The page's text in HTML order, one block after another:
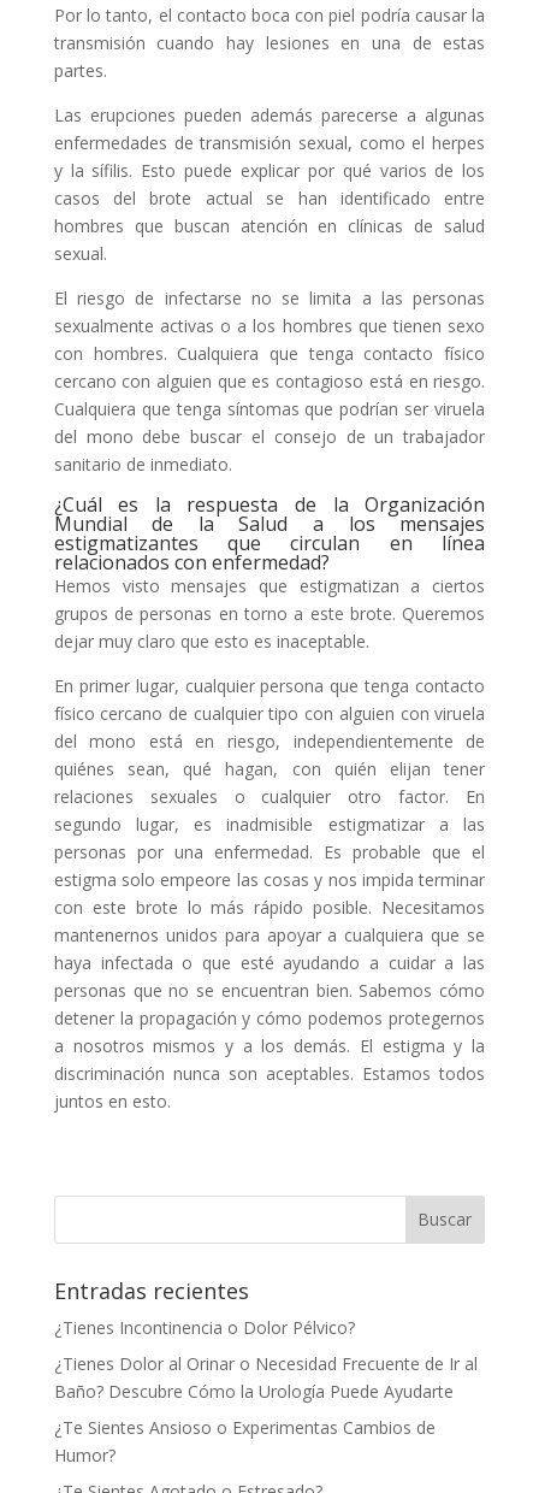
Por lo tanto, el contacto boca con piel podría causar la
transmisión cuando hay lesiones en una de estas
partes.
Las erupciones pueden además parecerse a algunas
enfermedades de transmisión sexual, como el herpes
y la sífilis. Esto puede explicar por qué varios de los
casos del brote actual se han identificado entre
hombres que buscan atención en clínicas de salud
sexual.
El riesgo de infectarse no se limita a las personas
sexualmente activas o a los hombres que tienen sexo
con hombres. Cualquiera que tenga contacto físico
cercano con alguien que es contagioso está en riesgo.
Cualquiera que tenga síntomas que podrían ser viruela
del mono debe buscar el consejo de un trabajador
sanitario de inmediato.
¿Cuál es la respuesta de la Organización
Mundial de la Salud a los mensajes
estigmatizantes que circulan en línea
relacionados con enfermedad?
Hemos visto mensajes que estigmatizan a ciertos
grupos de personas en torno a este brote. Queremos
dejar muy claro que esto es inaceptable.
En primer lugar, cualquier persona que tenga contacto
físico cercano de cualquier tipo con alguien con viruela
del mono está en riesgo, independientemente de
quiénes sean, qué hagan, con quién elijan tener
relaciones sexuales o cualquier otro factor. En
segundo lugar, es inadmisible estigmatizar a las
personas por una enfermedad. Es probable que el
estigma solo empeore las cosas y nos impida terminar
con este brote lo más rápido posible. Necesitamos
mantenernos unidos para apoyar a cualquiera que se
haya infectada o que esté ayudando a cuidar a las
personas que no se encuentran bien. Sabemos cómo
detener la propagación y cómo podemos protegernos
a nosotros mismos y a los demás. El estigma y la
discriminación nunca son aceptables. Estamos todos
juntos en esto.
Entradas recientes
¿Tienes Incontinencia o Dolor Pélvico?
¿Tienes Dolor al Orinar o Necesidad Frecuente de Ir al
Baño? Descubre Cómo la Urología Puede Ayudarte
¿Te Sientes Ansioso o Experimentas Cambios de
Humor?